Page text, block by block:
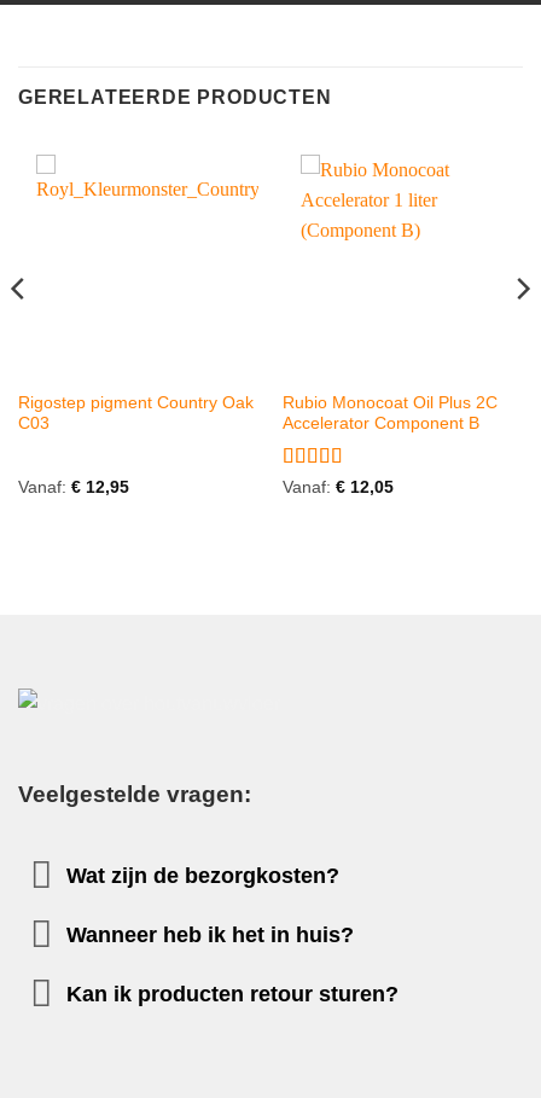
GERELATEERDE PRODUCTEN
Rigostep pigment Country Oak
C03
Vanaf: €12,95
Rubio Monocoat Oil Plus 2C
Accelerator Component B
Gewaardeerd
Vanaf: €12,05
Veelgestelde vragen:
Wat zijn de bezorgkosten?
Wanneer heb ik het in huis?
Kan ik producten retour sturen?